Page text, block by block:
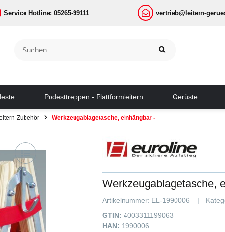
Service Hotline: 05265-99111 vertrieb@leitern-
Podesttreppen - Plattformleitern Gerüste
Zubehör Werkzeugablagetasche, einhängbar -
Werkzeugablagetasche,
Artikelnummer: EL-1990006
GTIN: 4003311199063
HAN: 1990006